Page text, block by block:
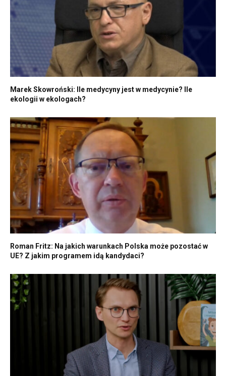
Marek Skowroński: Ile medycyny jest w medycynie? Ile
ekologii w ekologach?
Roman Fritz: Na jakich warunkach Polska może pozostać w
UE? Z jakim programem idą kandydaci?